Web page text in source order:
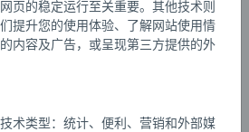
页的稳定运行至关重要。其他技术则
提升您的使用体验、了解网站使用情
内容及广告，或呈现第三方提供的外
术类型：统计、便利、营销和外部媒